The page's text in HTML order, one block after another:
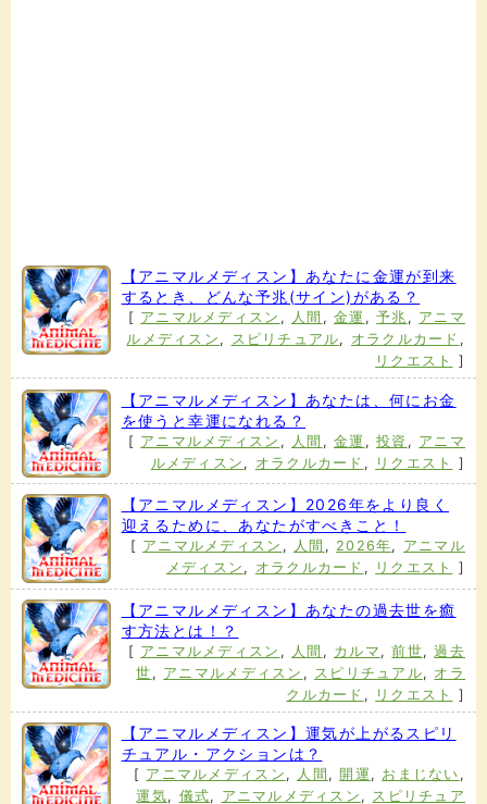
【アニマルメディスン】あなたに金運が到来
するとき、どんな予兆(サイン)がある？
[ アニマルメディスン , 人間 ,金運 ,予兆 , アニマ
ルメディスン , スピリチュアル, オラクルカード ,
リクエスト
]
【アニマルメディスン】あなたは、何にお金
を使うと幸運になれる？
[ アニマルメディスン , 人間 ,金運 ,投資 , アニマ
ルメディスン , オラクルカード , リクエスト ]
【アニマルメディスン】2026年をより良く
迎えるために、あなたがすべきこと！
[ アニマルメディスン , 人間 , 2026年, アニマル
メディスン , オラクルカード , リクエスト ]
【アニマルメディスン】あなたの過去世を癒
す方法とは！？
[ アニマルメディスン , 人間 , カルマ ,前世,過去
世 , アニマルメディスン , スピリチュアル, オラ
クルカード , リクエスト ]
【アニマルメディスン】運気が上がるスピリ
チュアル・アクションは？
[ アニマルメディスン , 人間 , 開運 , おまじない ,
運気, 儀式, アニマルメディスン , スピリチュア